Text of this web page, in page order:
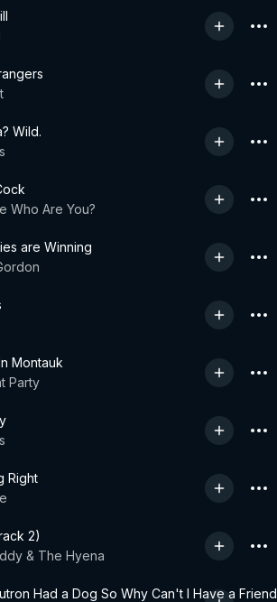
Wild.
Who Are You?
are Winning
Montauk
Party
Right
2)
& The Hyena
Had a Dog So Why Can't I Have a